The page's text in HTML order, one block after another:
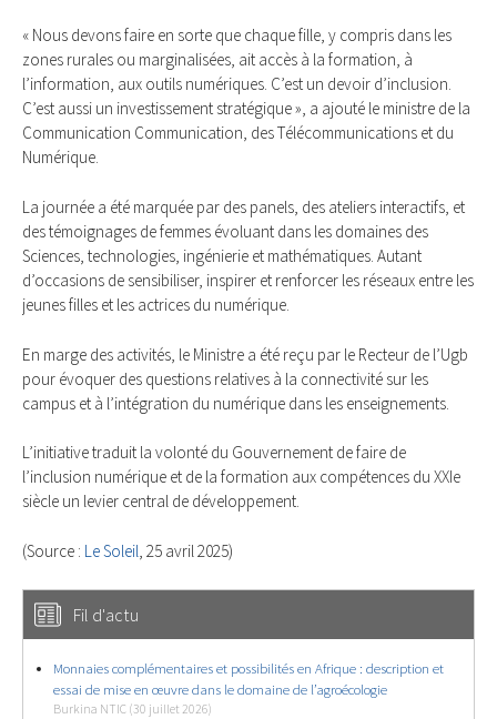
« Nous devons faire en sorte que chaque fille, y compris dans les
zones rurales ou marginalisées, ait accès à la formation, à
l’information, aux outils numériques. C’est un devoir d’inclusion.
C’est aussi un investissement stratégique », a ajouté le ministre de la
Communication Communication, des Télécommunications et du
Numérique.
La journée a été marquée par des panels, des ateliers interactifs, et
des témoignages de femmes évoluant dans les domaines des
Sciences, technologies, ingénierie et mathématiques. Autant
d’occasions de sensibiliser, inspirer et renforcer les réseaux entre les
jeunes filles et les actrices du numérique.
En marge des activités, le Ministre a été reçu par le Recteur de l’Ugb
pour évoquer des questions relatives à la connectivité sur les
campus et à l’intégration du numérique dans les enseignements.
L’initiative traduit la volonté du Gouvernement de faire de
l’inclusion numérique et de la formation aux compétences du XXIe
siècle un levier central de développement.
(Source : Le Soleil, 25 avril 2025)
Fil d'actu
Monnaies complémentaires et possibilités en Afrique : description et
essai de mise en œuvre dans le domaine de l’agroécologie
Burkina NTIC (30 juillet 2026)